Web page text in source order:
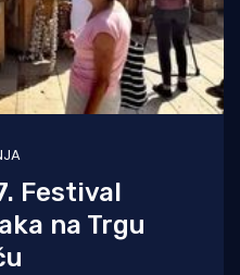
Festival
na Trgu